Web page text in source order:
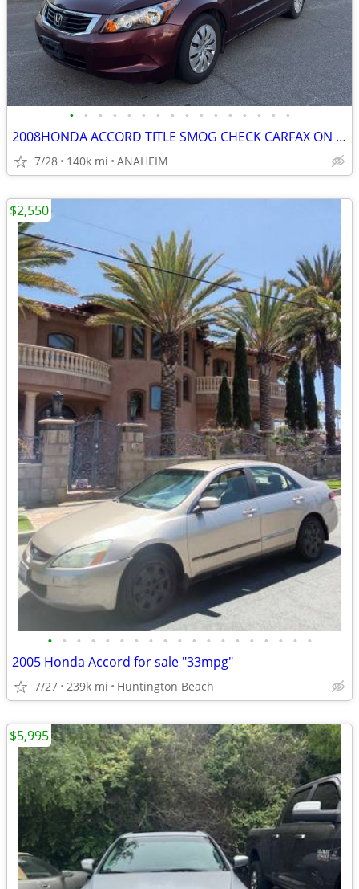
• • • • • • • • • • • • • • • •
2008HONDA ACCORD TITLE SMOG CHECK CARFAX ON HAND RUNS GREAT
7/28 140k mi ANAHEIM
• • • • • • • • • • • • • • • • • • •
2005 Honda Accord for sale "33mpg"
7/27 239k mi Huntington Beach
$2,550
$5,995